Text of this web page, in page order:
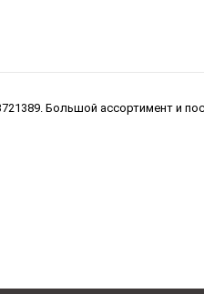
Большой ассортимент и